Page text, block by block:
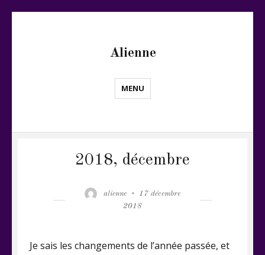
Alienne
MENU
2018, décembre
Author
alienne
Posted
on
17 décembre
2018
Je sais les changements de l’année passée, et